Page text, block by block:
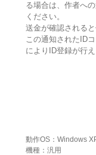
る場合は、作者へ
ください。
送金が確認される
この通知されたID
によりID登録が行え
動作OS：Windows
機種：汎用